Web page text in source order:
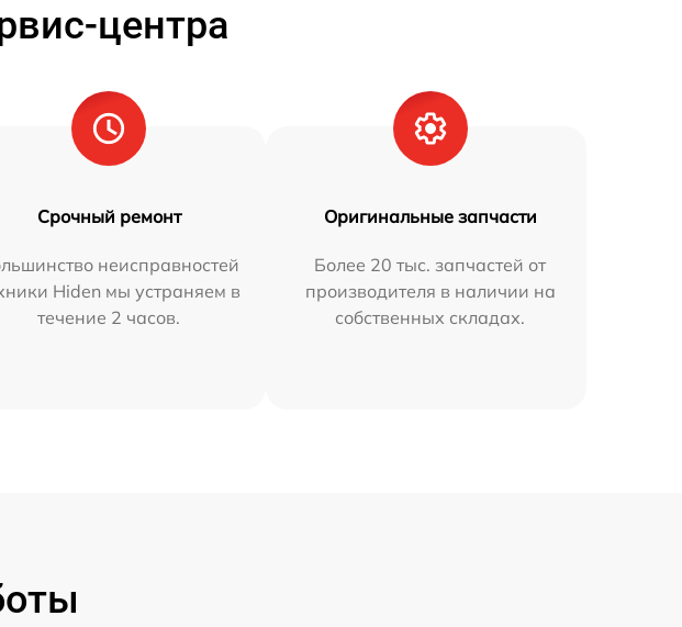
центра
Срочный ремонт
неисправностей
Hiden мы устраняем в
течение 2 часов.
Оригинальные запчасти
Более 20 тыс. запчастей от
производителя в наличии на
собственных складах.